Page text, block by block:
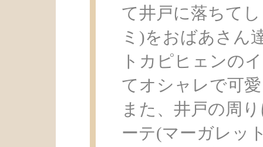
て井戸に落ちて
ミ)をおばあさん
トカピヒェンの
てオシャレで可
また、井戸の周
ーテ(マーガレッ